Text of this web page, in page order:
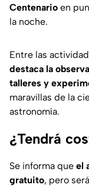
Centenario en
la noche.
Entre las
destaca la
talleres y
maravillas de la
astronomía.
¿Tendrá
Se informa que el
gratuito, pero